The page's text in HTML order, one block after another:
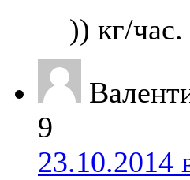
)) кг/
9
23.10.2014